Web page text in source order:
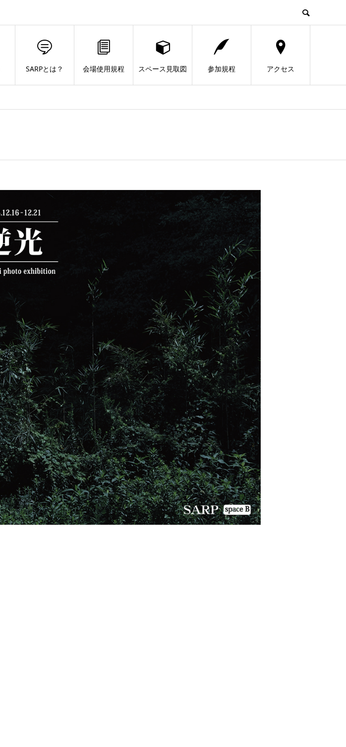
SARPとは？ 会場使用規程 スペース見取図 参加規程 アクセス